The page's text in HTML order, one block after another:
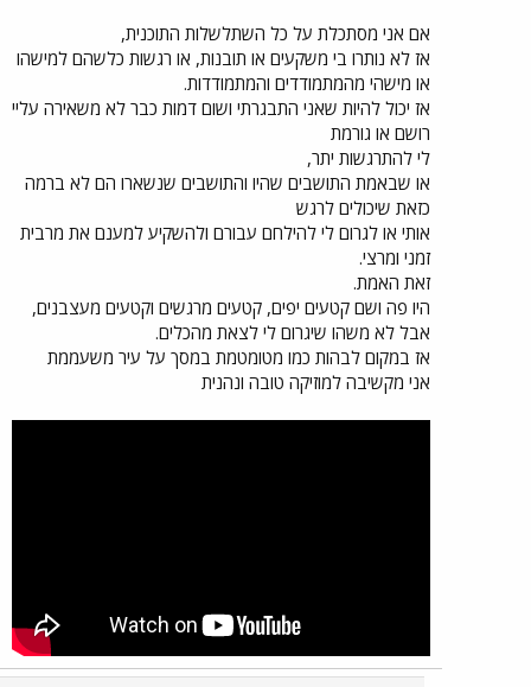
אם אני מסתכלת על כל השתלשלות התוכנית,
אז לא נותרו בי משקעים או תובנות, או רגשות כלשהם למישהו
או מישהי מהמתמודדים והמתמודדות.
אז יכול להיות שאני התבגרתי ושום דמות כבר לא משאירה עליי
רושם או גורמת
לי להתרגשות יתר,
או שבאמת התושבים שהיו והתושבים שנשארו הם לא ברמה
כזאת שיכולים לרגש
אותי או לגרום לי להילחם עבורם ולהשקיע למענם את מרבית
זמני ומרצי.
זאת האמת.
היו פה ושם קטעים יפים, קטעים מרגשים וקטעים מעצבנים,
אבל לא משהו שיגרום לי לצאת מהכלים.
אז במקום לבהות כמו מטומטמת במסך על עיר משעממת
אני מקשיבה למוזיקה טובה ונהנית